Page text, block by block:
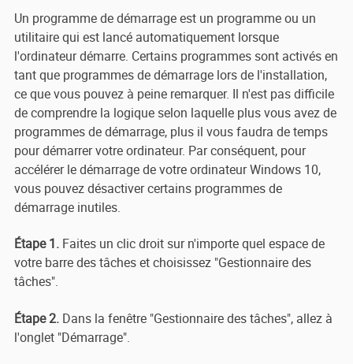
Un programme de démarrage est un programme ou un
utilitaire qui est lancé automatiquement lorsque
l'ordinateur démarre. Certains programmes sont activés en
tant que programmes de démarrage lors de l'installation,
ce que vous pouvez à peine remarquer. Il n'est pas difficile
de comprendre la logique selon laquelle plus vous avez de
programmes de démarrage, plus il vous faudra de temps
pour démarrer votre ordinateur. Par conséquent, pour
accélérer le démarrage de votre ordinateur Windows 10,
vous pouvez désactiver certains programmes de
démarrage inutiles.
Étape 1. Faites un clic droit sur n'importe quel espace de
votre barre des tâches et choisissez "Gestionnaire des
tâches".
Étape 2. Dans la fenêtre "Gestionnaire des tâches", allez à
l'onglet "Démarrage".